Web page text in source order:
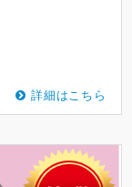
詳細はこちら